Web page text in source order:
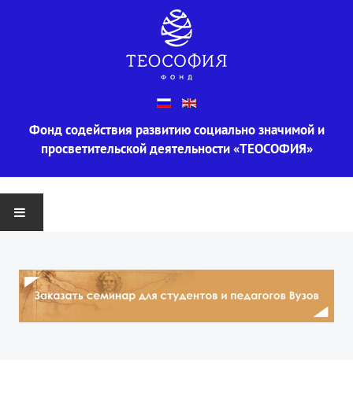
Фонд содействия развитию социально значимой и
просветительской деятельности «ТЕОСОФИЯ»
О ФОНДЕ
Информация